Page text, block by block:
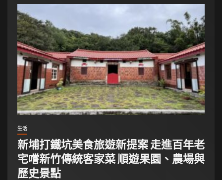
生活
新埔打鐵坑美食旅遊新提案 走進百年老
宅嚐新竹傳統客家菜 順遊果園、農場與
歷史景點